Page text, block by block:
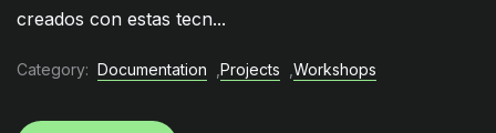
creados con estas tecn...
Category: Documentation Projects Workshops